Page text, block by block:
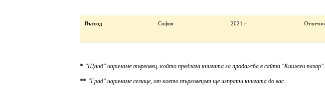
Възход София 2021 г. Отлично
* "Щанд" наричаме търговец, който предлага книгата за продажба в сайта "Книжен пазар".
** "Град" наричаме селище, от което търговецът ще изпрати книгата до вас.